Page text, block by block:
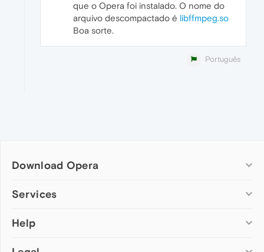
que o Opera foi instalado. O nome do
arquivo descompactado é libffmpeg.so
Boa sorte.
Português
Download Opera
Computer browsers
Opera for Mac
Services
Add-ons
Help